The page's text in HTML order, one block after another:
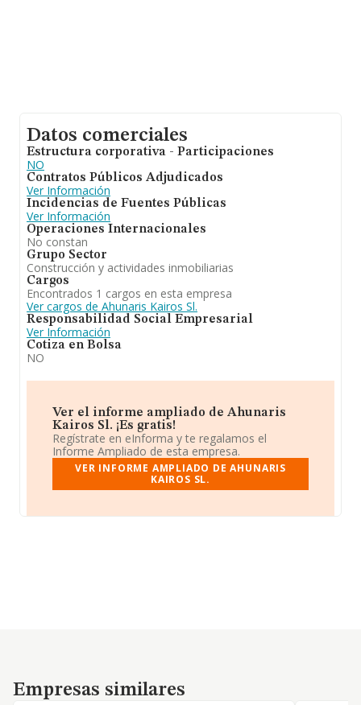
Datos comerciales
Estructura corporativa - Participaciones
NO
Contratos Públicos Adjudicados
Ver Información
Incidencias de Fuentes Públicas
Ver Información
Operaciones Internacionales
No constan
Grupo Sector
Construcción y actividades inmobiliarias
Cargos
Encontrados 1 cargos en esta empresa
Ver cargos de Ahunaris Kairos Sl.
Responsabilidad Social Empresarial
Ver Información
Cotiza en Bolsa
NO
Ver el informe ampliado de Ahunaris
Kairos Sl. ¡Es gratis!
Regístrate en eInforma y te regalamos el
Informe Ampliado de esta empresa.
VER INFORME AMPLIADO DE AHUNARIS
KAIROS SL.
Empresas similares
Empresas similares